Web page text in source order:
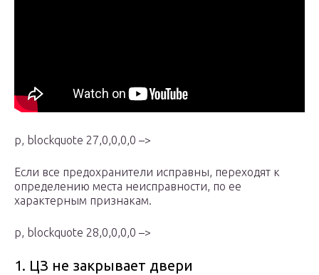
p, blockquote 27,0,0,0,0 –>
Если все предохранители исправны, переходят к
определению места неисправности, по ее
характерным признакам.
p, blockquote 28,0,0,0,0 –>
1. ЦЗ не закрывает двери